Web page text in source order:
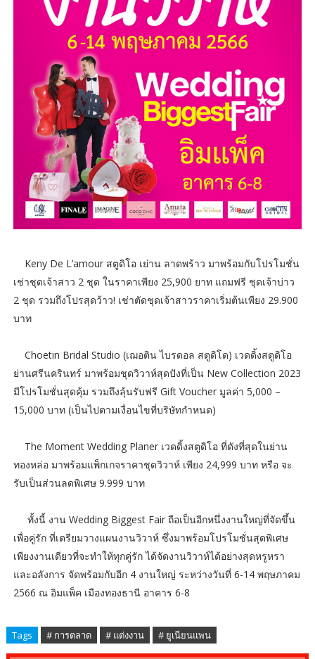
Keny De L’amour สตูดิโอ เย่าน ลาดพร้าว มาพร้อมกับโปรโมชั่น
เช่าชุดเจ้าสาว 2 ชุด ในราคาเพียง 25,900 ยาท แถมฟรี ชุดเจ้าบ่าว
2 ชุด รวมถึงโปรสุดว้าว! เช่าตัดชุดเจ้าสาวราคาเริ่มต้นเพียง 29.900
บาท
Choetin Bridal Studio (เฌอติน ไบรดอล สตูดิโด) เวดดิ้งสตูดิโอ
ย่านศรีนครินทร์ มาพร้อมชุดวิวาห์สุดปังที่เป็น New Collection 2023
มีโปรโมชั่นสุดคุ้ม รวมถึงลุ้นรับฟรี Gift Voucher มูลค่า 5,000 –
15,000 บาท (เป็นไปตามเงื่อนไขที่บริษัทกำหนด)
The Moment Wedding Planer เวดดิ้งสตูดิโอ ที่ดังที่สุดในย่าน
ทองหล่อ มาพร้อมแพ็กเกจราคาชุดวิวาห์ เพียง 24,999 บาท หรือ จะ
รับเป็นส่วนลดพิเศษ 9.999 บาท
ทั้งนี้ งาน Wedding Biggest Fair ถือเป็นอีกหนึ่งงานใหญ่ที่จัดขึ้น
เพื่อคู่รัก ที่เตรียมวางแผนงานวิวาห์ ซึ่งมาพร้อมโปรโมชั่นสุดพิเศษ
เพียงงานเดียวที่จะทำให้ทุกคู่รัก ได้จัดงานวิวาห์ได้อย่างสุดหรูหรา
และอลังการ จัดพร้อมกับอีก 4 งานใหญ่ ระหว่างวันที่ 6-14 พฤษภาคม
2566 ณ อิมแพ็ค เมืองทองธานี อาคาร 6-8
Tags # การตลาด # แต่งงาน # ยูเนียนแพน